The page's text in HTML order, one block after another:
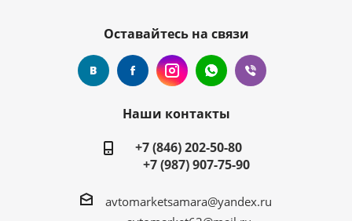
Оставайтесь на связи
Наши контакты
+7 (846) 202-50-80
+7 (987) 907-75-90
avtomarketsamara@yandex.ru